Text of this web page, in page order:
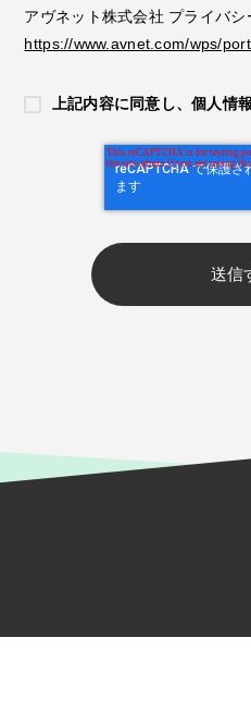
アヴネット株式会社 プライバシ
https://www.avnet.com/wps/
上記内容に同意し、個人情